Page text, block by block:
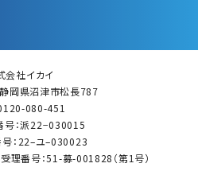
会社イカイ
岡県沼津市松長787
080-451
号：派22−030015
：22–ユ–030023
理番号：51-募-001828（第1号）